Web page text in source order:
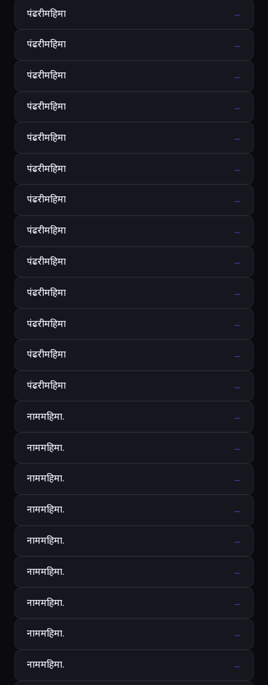
पंढरीमहिमा →
पंढरीमहिमा →
पंढरीमहिमा →
पंढरीमहिमा →
पंढरीमहिमा →
पंढरीमहिमा →
पंढरीमहिमा →
पंढरीमहिमा →
पंढरीमहिमा →
पंढरीमहिमा →
पंढरीमहिमा →
पंढरीमहिमा →
पंढरीमहिमा →
नाममहिमा. →
नाममहिमा. →
नाममहिमा. →
नाममहिमा. →
नाममहिमा. →
नाममहिमा. →
नाममहिमा. →
नाममहिमा. →
नाममहिमा. →